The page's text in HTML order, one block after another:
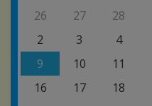
26
27 28
2
3 4
9
10 11
16
17 18